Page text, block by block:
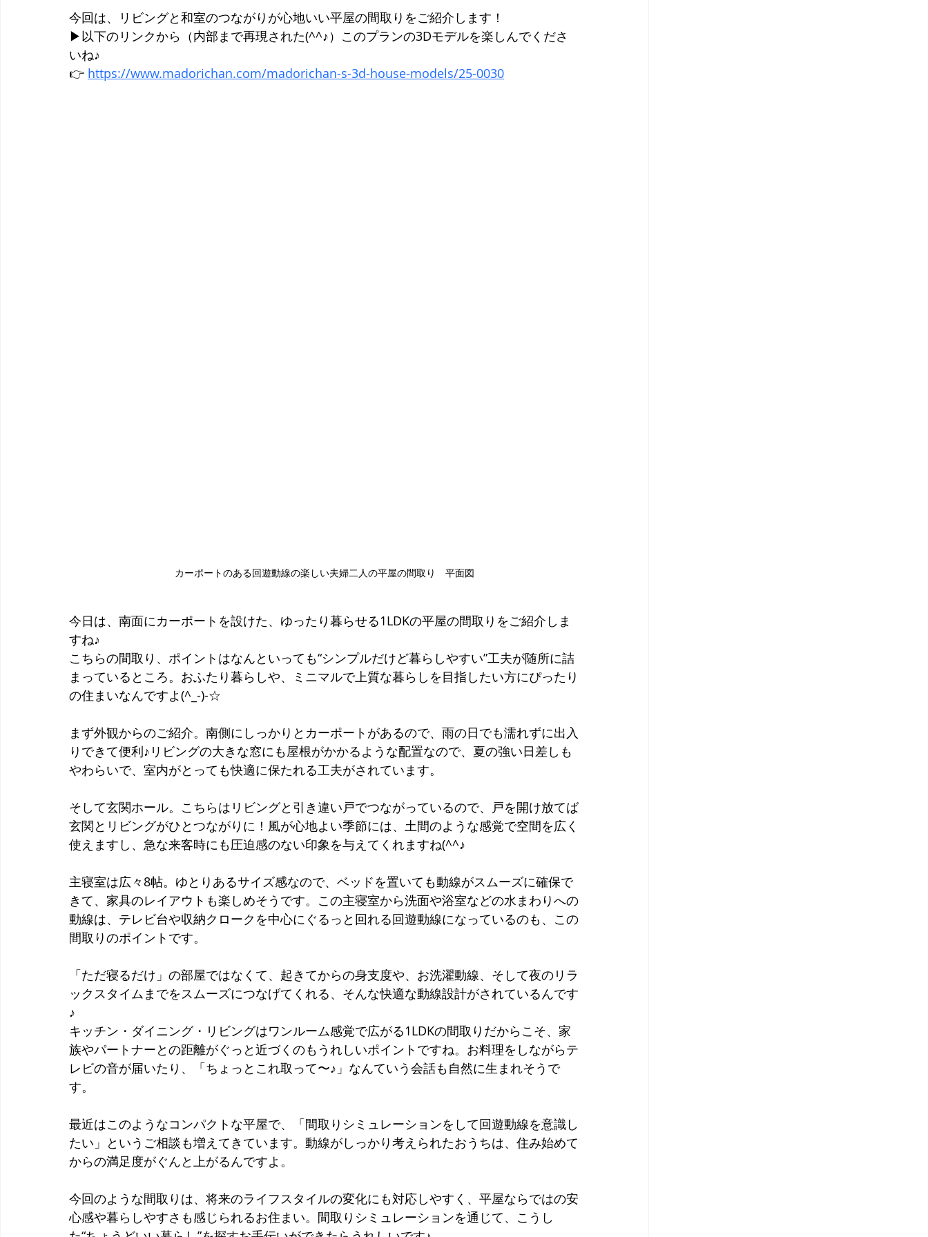
今回は、リビングと和室のつながりが心地いい平屋の間取りをご紹介します！
▶︎以下のリンクから（内部まで再現された(^^♪）このプランの3Dモデルを楽しんでくださ
いね♪
👉 https://www.madorichan.com/madorichan-s-3d-house-models/25-0030
カーポートのある回遊動線の楽しい夫婦二人の平屋の間取り　平面図
今日は、南面にカーポートを設けた、ゆったり暮らせる1LDKの平屋の間取りをご紹介しま
すね♪
こちらの間取り、ポイントはなんといっても“シンプルだけど暮らしやすい”工夫が随所に詰
まっているところ。おふたり暮らしや、ミニマルで上質な暮らしを目指したい方にぴったり
の住まいなんですよ(^_-)-☆
まず外観からのご紹介。南側にしっかりとカーポートがあるので、雨の日でも濡れずに出入
りできて便利♪リビングの大きな窓にも屋根がかかるような配置なので、夏の強い日差しも
やわらいで、室内がとっても快適に保たれる工夫がされています。
そして玄関ホール。こちらはリビングと引き違い戸でつながっているので、戸を開け放てば
玄関とリビングがひとつながりに！風が心地よい季節には、土間のような感覚で空間を広く
使えますし、急な来客時にも圧迫感のない印象を与えてくれますね(^^♪
主寝室は広々8帖。ゆとりあるサイズ感なので、ベッドを置いても動線がスムーズに確保で
きて、家具のレイアウトも楽しめそうです。この主寝室から洗面や浴室などの水まわりへの
動線は、テレビ台や収納クロークを中心にぐるっと回れる回遊動線になっているのも、この
間取りのポイントです。
「ただ寝るだけ」の部屋ではなくて、起きてからの身支度や、お洗濯動線、そして夜のリラ
ックスタイムまでをスムーズにつなげてくれる、そんな快適な動線設計がされているんです
♪
キッチン・ダイニング・リビングはワンルーム感覚で広がる1LDKの間取りだからこそ、家
族やパートナーとの距離がぐっと近づくのもうれしいポイントですね。お料理をしながらテ
レビの音が届いたり、「ちょっとこれ取って〜♪」なんていう会話も自然に生まれそうで
す。
最近はこのようなコンパクトな平屋で、「間取りシミュレーションをして回遊動線を意識し
たい」というご相談も増えてきています。動線がしっかり考えられたおうちは、住み始めて
からの満足度がぐんと上がるんですよ。
今回のような間取りは、将来のライフスタイルの変化にも対応しやすく、平屋ならではの安
心感や暮らしやすさも感じられるお住まい。間取りシミュレーションを通じて、こうし